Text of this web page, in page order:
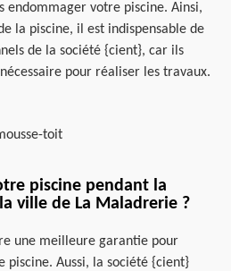
endommager votre piscine. Ainsi,
la piscine, il est indispensable de
de la société {cient}, car ils
pour réaliser les travaux.
piscine pendant la
ville de La Maladrerie ?
une meilleure garantie pour
Aussi, la société {cient}